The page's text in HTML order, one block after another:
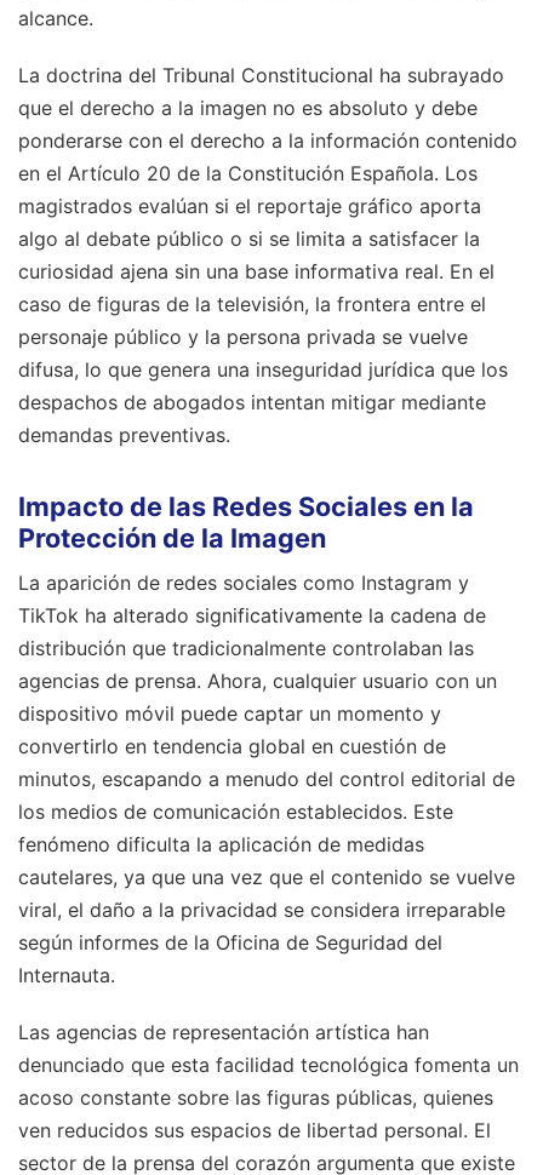
alcance.
La doctrina del Tribunal Constitucional ha subrayado
que el derecho a la imagen no es absoluto y debe
ponderarse con el derecho a la información contenido
en el Artículo 20 de la Constitución Española. Los
magistrados evalúan si el reportaje gráfico aporta
algo al debate público o si se limita a satisfacer la
curiosidad ajena sin una base informativa real. En el
caso de figuras de la televisión, la frontera entre el
personaje público y la persona privada se vuelve
difusa, lo que genera una inseguridad jurídica que los
despachos de abogados intentan mitigar mediante
demandas preventivas.
Impacto de las Redes Sociales en la
Protección de la Imagen
La aparición de redes sociales como Instagram y
TikTok ha alterado significativamente la cadena de
distribución que tradicionalmente controlaban las
agencias de prensa. Ahora, cualquier usuario con un
dispositivo móvil puede captar un momento y
convertirlo en tendencia global en cuestión de
minutos, escapando a menudo del control editorial de
los medios de comunicación establecidos. Este
fenómeno dificulta la aplicación de medidas
cautelares, ya que una vez que el contenido se vuelve
viral, el daño a la privacidad se considera irreparable
según informes de la Oficina de Seguridad del
Internauta.
Las agencias de representación artística han
denunciado que esta facilidad tecnológica fomenta un
acoso constante sobre las figuras públicas, quienes
ven reducidos sus espacios de libertad personal. El
sector de la prensa del corazón argumenta que existe